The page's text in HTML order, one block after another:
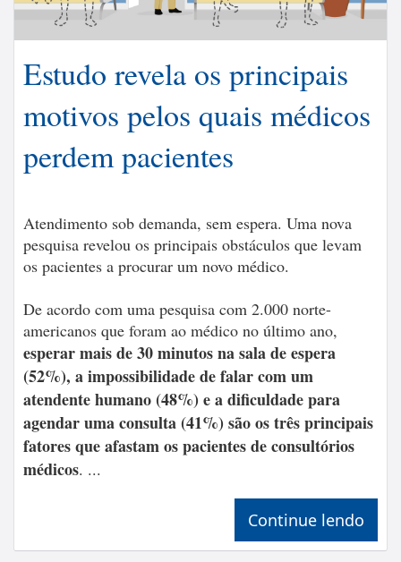
Estudo revela os principais
motivos pelos quais médicos
perdem pacientes
Atendimento sob demanda, sem espera. Uma nova
pesquisa revelou os principais obstáculos que levam
os pacientes a procurar um novo médico.
De acordo com uma pesquisa com 2.000 norte-
americanos que foram ao médico no último ano,
esperar mais de 30 minutos na sala de espera
(52%), a impossibilidade de falar com um
atendente humano (48%) e a dificuldade para
agendar uma consulta (41%) são os três principais
fatores que afastam os pacientes de consultórios
médicos. ...
Continue lendo